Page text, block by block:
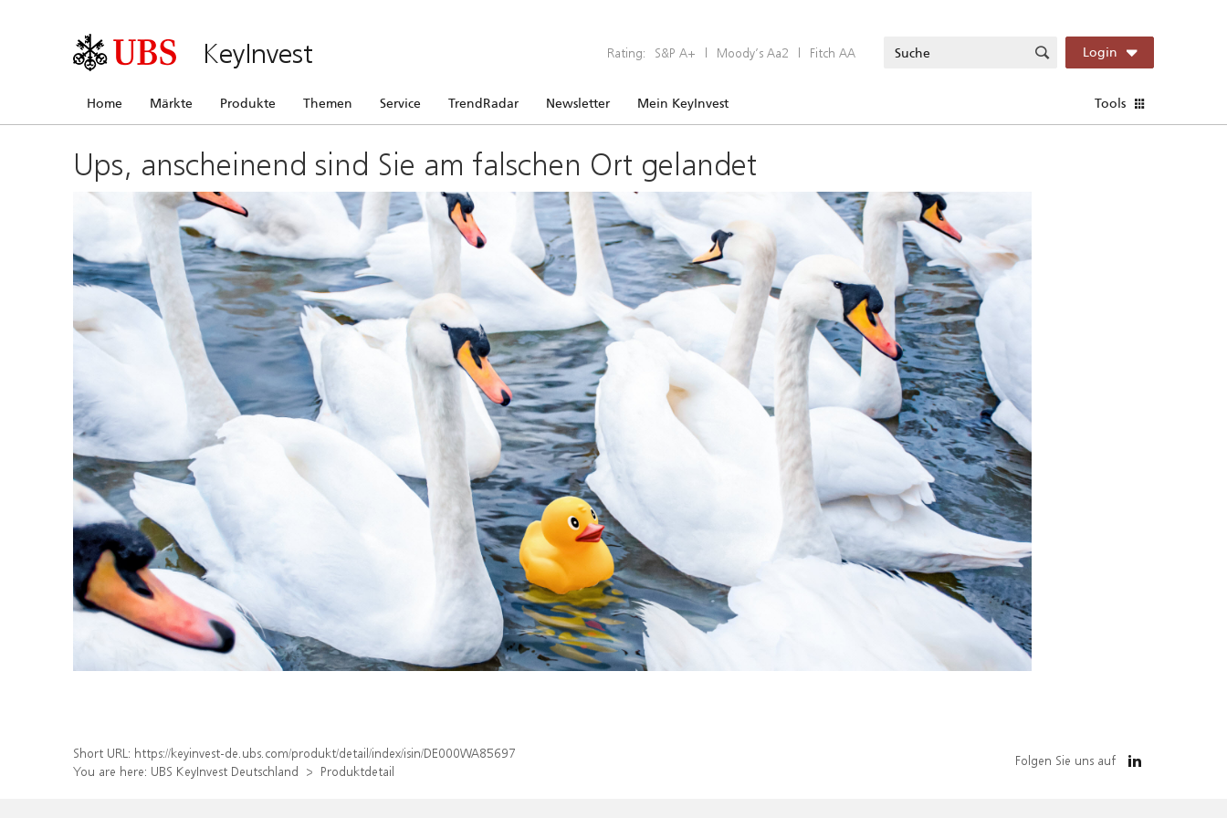
KeyInvest Rating: S&P A+ | Moody’s Aa2 | Fitch AA Login
Home Märkte Produkte Themen Service TrendRadar Newsletter Mein KeyInvest Tools
Ups, anscheinend sind Sie am falschen Ort gelandet
Short URL: https://keyinvest-de.ubs.com/produkt/detail/index/isin/DE000WA85697
You are here: UBS KeyInvest Deutschland Produktdetail
Folgen Sie uns auf